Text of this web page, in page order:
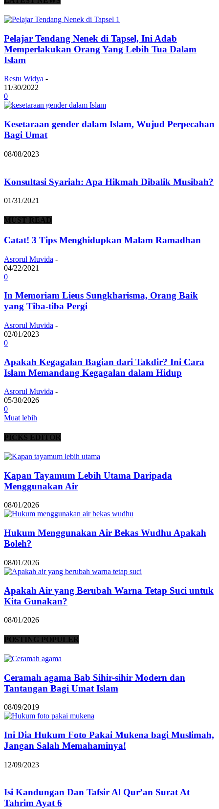
Pelajar Tendang Nenek di Tapsel, Ini Adab
Memperlakukan Orang Yang Lebih Tua Dalam
Islam
Restu Widya -
11/30/2022
0
Kesetaraan gender dalam Islam, Wujud Perpecahan
Bagi Umat
08/08/2023
Konsultasi Syariah: Apa Hikmah Dibalik Musibah?
01/31/2021
MUST READ
Catat! 3 Tips Menghidupkan Malam Ramadhan
Asrorul Muvida -
04/22/2021
0
In Memoriam Lieus Sungkharisma, Orang Baik
yang Tiba-tiba Pergi
Asrorul Muvida -
02/01/2023
0
Apakah Kegagalan Bagian dari Takdir? Ini Cara
Islam Memandang Kegagalan dalam Hidup
Asrorul Muvida -
05/30/2026
0
Muat lebih
PICKS EDITOR
Kapan Tayamum Lebih Utama Daripada
Menggunakan Air
08/01/2026
Hukum Menggunakan Air Bekas Wudhu Apakah
Boleh?
08/01/2026
Apakah Air yang Berubah Warna Tetap Suci untuk
Kita Gunakan?
08/01/2026
POSTING POPULER
Ceramah agama Bab Sihir-sihir Modern dan
Tantangan Bagi Umat Islam
08/09/2019
Ini Dia Hukum Foto Pakai Mukena bagi Muslimah,
Jangan Salah Memahaminya!
12/09/2023
Isi Kandungan Dan Tafsir Al Qur’an Surat At
Tahrim Ayat 6